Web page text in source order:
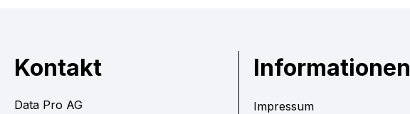
Kontakt
Data Pro AG
Informationen
Impressum